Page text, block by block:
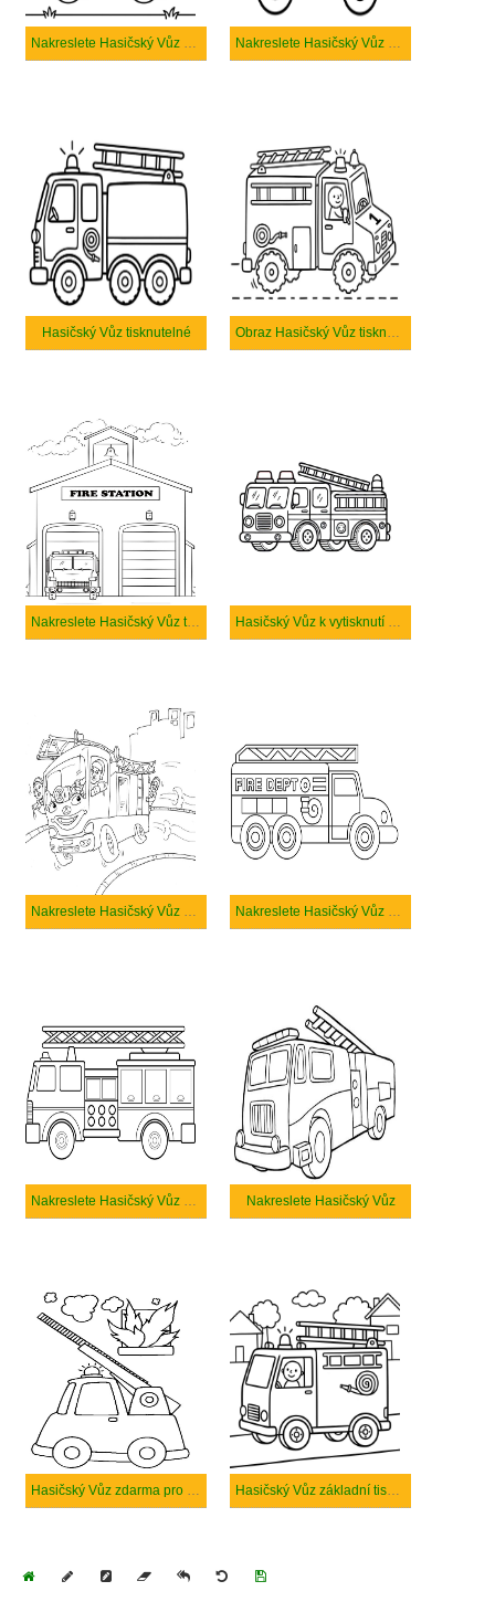
Nakreslete Hasičský Vůz zdarma snadný tisknutelné Nakreslete Hasičský Vůz zdarma základní tisknutelné
Hasičský Vůz tisknutelné Obraz Hasičský Vůz tisknutelné
Nakreslete Hasičský Vůz tisknutelné Hasičský Vůz k vytisknutí zdarma
Nakreslete Hasičský Vůz zdarma pro děti Nakreslete Hasičský Vůz zdarma prostý
Nakreslete Hasičský Vůz základní Nakreslete Hasičský Vůz
Hasičský Vůz zdarma pro děti Hasičský Vůz základní tisknutelné